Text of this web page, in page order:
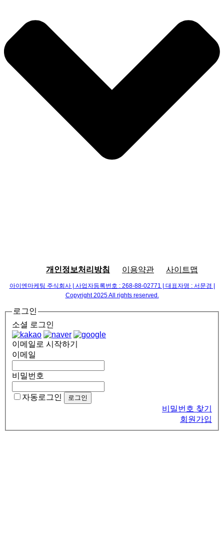
개인정보처리방침 이용약관 사이트맵
아이엔마케팅 주식회사 | 사업자등록번호 : 268-88-02771 | 대표자명 : 서문경 |
Copyright 2025 All rights reserved.
로그인
소셜 로그인
이메일로 시작하기
이메일
비밀번호
자동로그인
비밀번호 찾기
회원가입